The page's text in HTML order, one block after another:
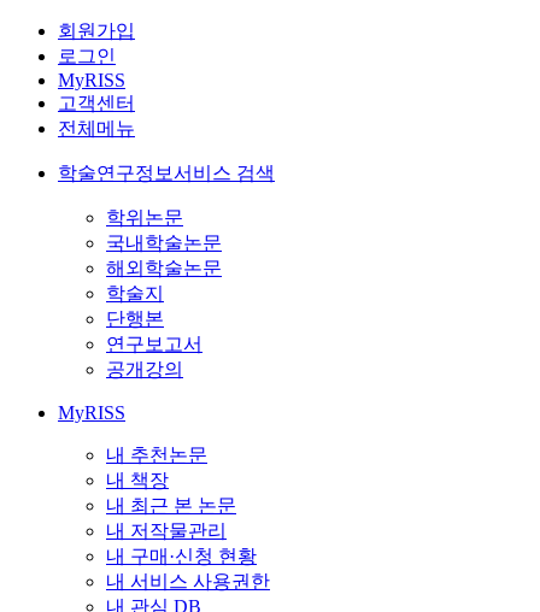
회원가입
로그인
MyRISS
고객센터
전체메뉴
학술연구정보서비스 검색
학위논문
국내학술논문
해외학술논문
학술지
단행본
연구보고서
공개강의
MyRISS
내 추천논문
내 책장
내 최근 본 논문
내 저작물관리
내 구매·신청 현황
내 서비스 사용권한
내 관심 DB